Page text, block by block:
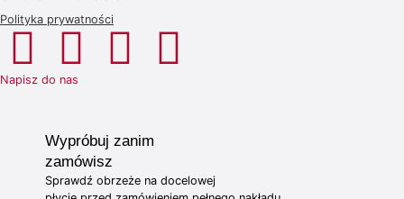
Polityka prywatności
Napisz do nas
Wypróbuj zanim
zamówisz
Sprawdź obrzeże na docelowej